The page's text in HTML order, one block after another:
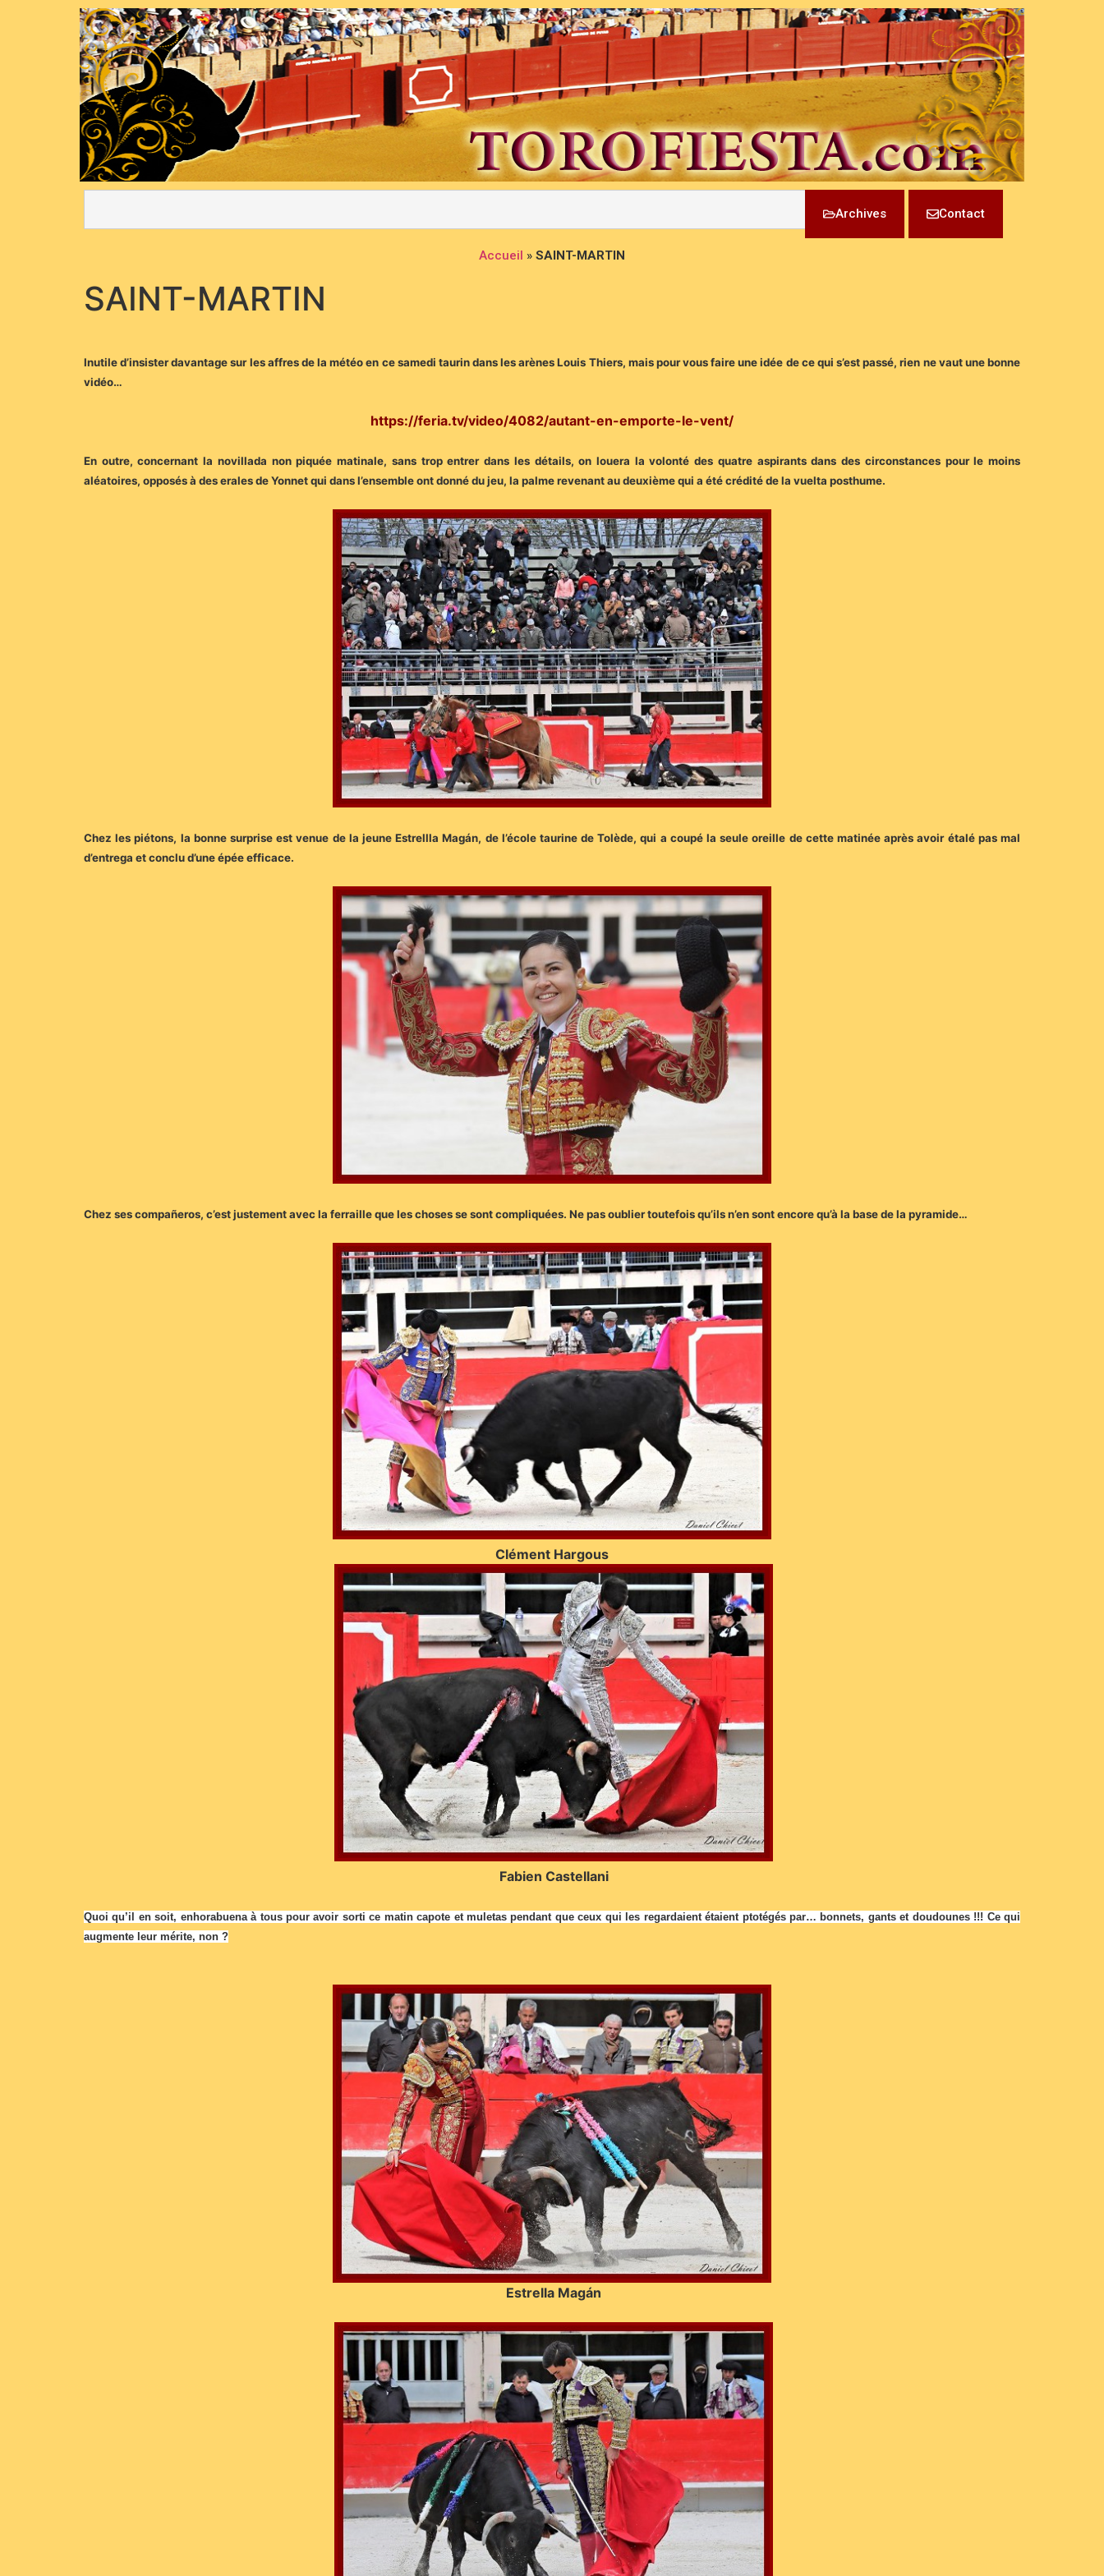
Archives Contact
Accueil » SAINT-MARTIN
SAINT-MARTIN
Inutile d’insister davantage sur les affres de la météo en ce samedi taurin dans les arènes Louis Thiers, mais pour vous faire une idée de ce qui s’est passé, rien ne vaut une bonne
vidéo…
https://feria.tv/video/4082/autant-en-emporte-le-vent/
En outre, concernant la novillada non piquée matinale, sans trop entrer dans les détails, on louera la volonté des quatre aspirants dans des circonstances pour le moins
aléatoires, opposés à des erales de Yonnet qui dans l’ensemble ont donné du jeu, la palme revenant au deuxième qui a été crédité de la vuelta posthume.
Chez les piétons, la bonne surprise est venue de la jeune Estrellla Magán, de l’école taurine de Tolède, qui a coupé la seule oreille de cette matinée après avoir étalé pas mal
d’entrega et conclu d’une épée efficace.
Chez ses compañeros, c’est justement avec la ferraille que les choses se sont compliquées. Ne pas oublier toutefois qu’ils n’en sont encore qu’à la base de la pyramide…
Clément Hargous
Fabien Castellani
Quoi qu’il en soit, enhorabuena à tous pour avoir sorti ce matin capote et muletas pendant que ceux qui les regardaient étaient ptotégés par… bonnets, gants et doudounes !!! Ce qui
augmente leur mérite, non ?
Estrella Magán